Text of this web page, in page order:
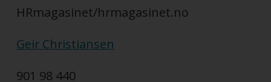
HRmagasinet/hrmagasinet.no
Geir Christiansen
901 98 440